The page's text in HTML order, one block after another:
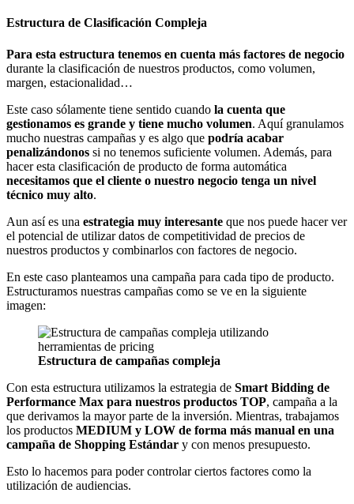
Estructura de Clasificación Compleja
Para esta estructura tenemos en cuenta más factores de negocio
durante la clasificación de nuestros productos, como volumen,
margen, estacionalidad…
Este caso sólamente tiene sentido cuando la cuenta que
gestionamos es grande y tiene mucho volumen. Aquí granulamos
mucho nuestras campañas y es algo que podría acabar
penalizándonos si no tenemos suficiente volumen. Además, para
hacer esta clasificación de producto de forma automática
necesitamos que el cliente o nuestro negocio tenga un nivel
técnico muy alto.
Aun así es una estrategia muy interesante que nos puede hacer ver
el potencial de utilizar datos de competitividad de precios de
nuestros productos y combinarlos con factores de negocio.
En este caso planteamos una campaña para cada tipo de producto.
Estructuramos nuestras campañas como se ve en la siguiente
imagen:
Estructura de campañas compleja
Con esta estructura utilizamos la estrategia de Smart Bidding de
Performance Max para nuestros productos TOP, campaña a la
que derivamos la mayor parte de la inversión. Mientras, trabajamos
los productos MEDIUM y LOW de forma más manual en una
campaña de Shopping Estándar y con menos presupuesto.
Esto lo hacemos para poder controlar ciertos factores como la
utilización de audiencias.